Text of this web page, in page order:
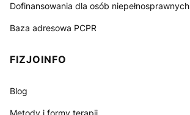
Dofinansowania dla osób niepełnosprawnych
Baza adresowa PCPR
FIZJOINFO
Blog
Metody i formy terapii